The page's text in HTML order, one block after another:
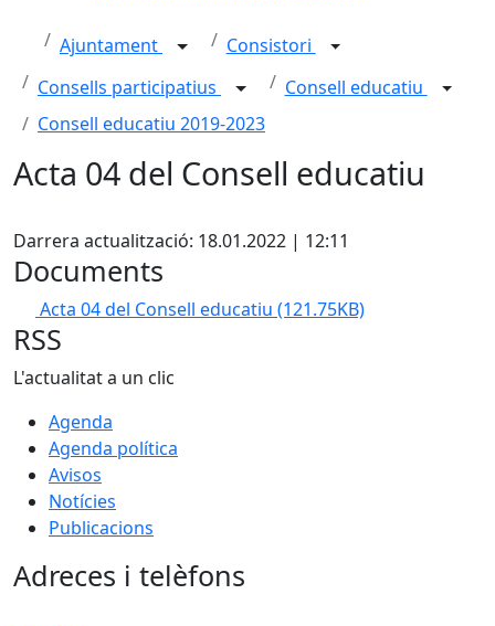
Ajuntament
Consistori
Consells participatius
Consell educatiu
Consell educatiu 2019-2023
Acta 04 del Consell educatiu
Darrera actualització: 18.01.2022 | 12:11
Documents
Acta 04 del Consell educatiu (121.75KB)
RSS
L'actualitat a un clic
Agenda
Agenda política
Avisos
Notícies
Publicacions
Adreces i telèfons